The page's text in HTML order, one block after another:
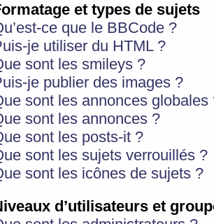
et types de sujets
ce que le BBCode ?
je utiliser du HTML ?
sont les smileys ?
je publier des images ?
sont les annonces globales
sont les annonces ?
sont les posts-it ?
sont les sujets verrouillés ?
sont les icônes de sujets ?
d’utilisateurs et